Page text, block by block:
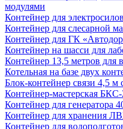
модулями
Контейнер для
Контейнер для слесарной
Контейнер для ГК
Контейнер на шасси для
Контейнер 13,5 метров для
Котельная на базе двух
Блок-контейнер связи 4,5 м
Контейнер-мастерская
Контейнер для генератора
Контейнер для хранения
Контейнер для